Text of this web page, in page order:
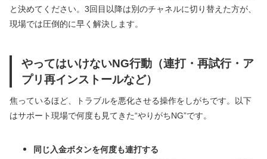
と決めてください。3回目以降は別のチャネルに切り替えた方が、
現場では圧倒的に早く解決します。
やってはいけないNG行動（連打・再試行・ア
プリ再インストールなど）
焦っているほど、トラブルを悪化させる操作をしがちです。以下
はサポート現場で何度も見てきた“やりがちNG”です。
同じ入金ボタンを何度も連打する